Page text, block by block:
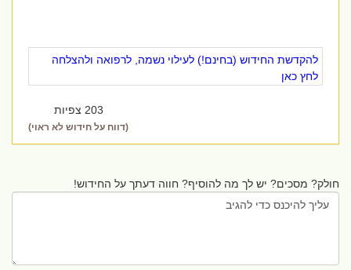
להקדשת החידוש (בחינם!) לעילוי נשמה, לרפואה ולהצלחה
לחץ כאן
203 צפיות
(דווח על חידוש לא ראוי)
חולק? מסכים? יש לך מה להוסיף? חווה דעתך על החידוש!